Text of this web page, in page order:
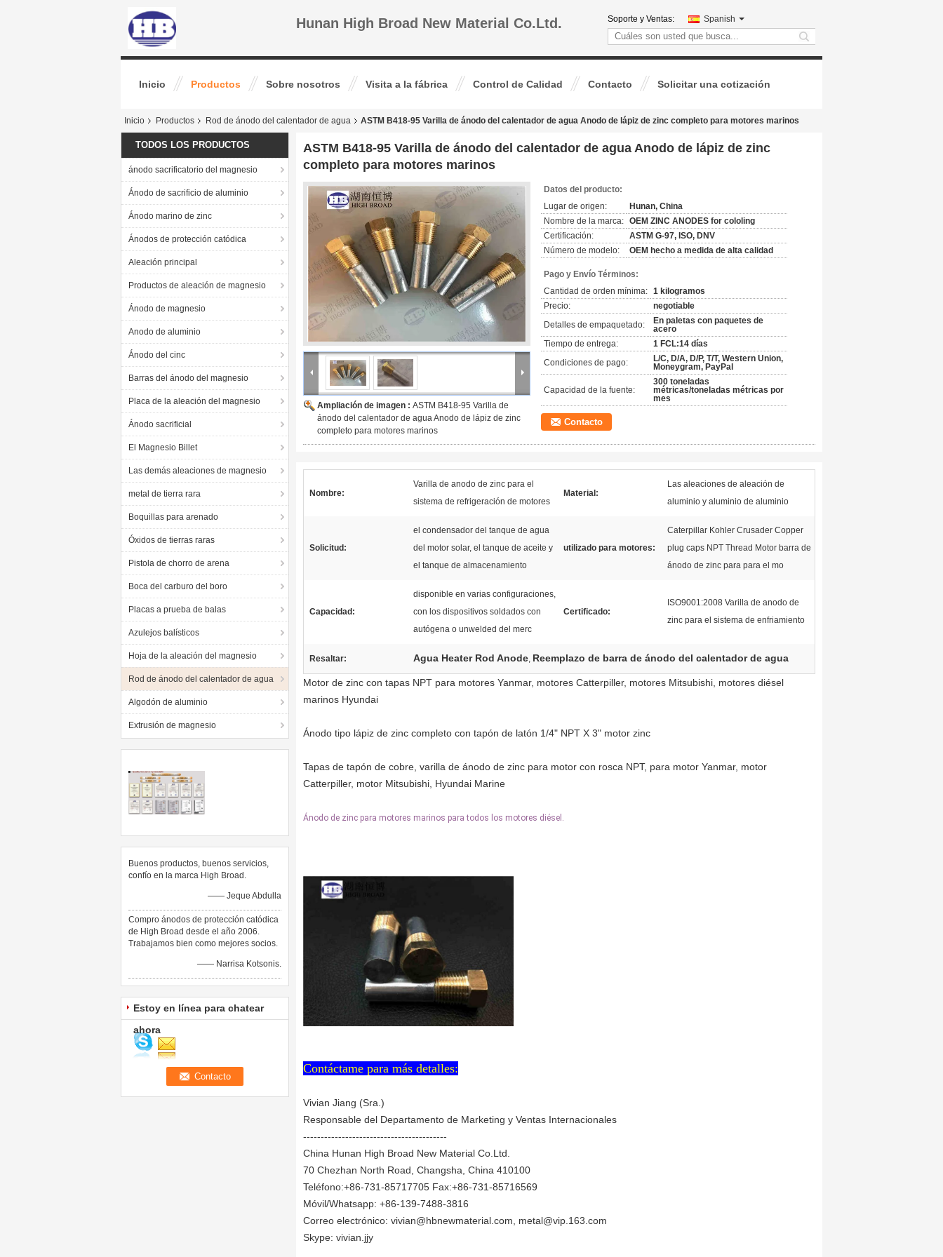
Hunan High Broad New Material Co.Ltd. Soporte y Ventas: Spanish
search
Inicio Productos Sobre nosotros Visita a la fábrica Control de Calidad Contacto Solicitar una cotización
Inicio Productos Rod de ánodo del calentador de agua ASTM B418-95 Varilla de ánodo del calentador de agua Anodo de lápiz de zinc completo para motores marinos
TODOS LOS PRODUCTOS
ánodo sacrificatorio del magnesio
Ánodo de sacrificio de aluminio
Ánodo marino de zinc
Ánodos de protección catódica
Aleación principal
Productos de aleación de magnesio
Ánodo de magnesio
Anodo de aluminio
Ánodo del cinc
Barras del ánodo del magnesio
Placa de la aleación del magnesio
Ánodo sacrificial
El Magnesio Billet
Las demás aleaciones de magnesio
metal de tierra rara
Boquillas para arenado
Óxidos de tierras raras
Pistola de chorro de arena
Boca del carburo del boro
Placas a prueba de balas
Azulejos balísticos
Hoja de la aleación del magnesio
Rod de ánodo del calentador de agua
Algodón de aluminio
Extrusión de magnesio
Buenos productos, buenos servicios,
confío en la marca High Broad.
—— Jeque Abdulla
Compro ánodos de protección catódica
de High Broad desde el año 2006.
Trabajamos bien como mejores socios.
—— Narrisa Kotsonis.
Estoy en línea para chatear
ahora
ASTM B418-95 Varilla de ánodo del calentador de agua Anodo de lápiz de zinc
completo para motores marinos
Ampliación de imagen : ASTM B418-95 Varilla de
ánodo del calentador de agua Anodo de lápiz de zinc
completo para motores marinos
Datos del producto:
Lugar de origen:
Hunan, China
Nombre de la marca: OEM ZINC ANODES for cololing
Certificación:
ASTM G-97, ISO, DNV
Número de modelo:
OEM hecho a medida de alta calidad
Pago y Envío Términos:
Cantidad de orden mínima: 1 kilogramos
Precio:
negotiable
Detalles de empaquetado:
En paletas con paquetes de
acero
Tiempo de entrega:
1 FCL:14 días
Condiciones de pago:
L/C, D/A, D/P, T/T, Western Union,
Moneygram, PayPal
Capacidad de la fuente:
300 toneladas
métricas/toneladas métricas por
mes
Contacto
Nombre:
Varilla de anodo de zinc para el
sistema de refrigeración de motores
Material:
Las aleaciones de aleación de
aluminio y aluminio de aluminio
Solicitud:
el condensador del tanque de agua
del motor solar, el tanque de aceite y
el tanque de almacenamiento
utilizado para motores:
Caterpillar Kohler Crusader Copper
plug caps NPT Thread Motor barra de
ánodo de zinc para para el mo
Capacidad:
disponible en varias configuraciones,
con los dispositivos soldados con
autógena o unwelded del merc
Certificado:
ISO9001:2008 Varilla de anodo de
zinc para el sistema de enfriamiento
Resaltar: Agua Heater Rod Anode, Reemplazo de barra de ánodo del calentador de agua
Motor de zinc con tapas NPT para motores Yanmar, motores Catterpiller, motores Mitsubishi, motores diésel
marinos Hyundai
Ánodo tipo lápiz de zinc completo con tapón de latón 1/4" NPT X 3" motor zinc
Tapas de tapón de cobre, varilla de ánodo de zinc para motor con rosca NPT, para motor Yanmar, motor
Catterpiller, motor Mitsubishi, Hyundai Marine
Ánodo de zinc para motores marinos para todos los motores diésel.
Contáctame para más detalles:
Vivian Jiang (Sra.)
Responsable del Departamento de Marketing y Ventas Internacionales
-----------------------------------------
China Hunan High Broad New Material Co.Ltd.
70 Chezhan North Road, Changsha, China 410100
Teléfono:+86-731-85717705 Fax:+86-731-85716569
Móvil/Whatsapp: +86-139-7488-3816
Correo electrónico: vivian@hbnewmaterial.com, metal@vip.163.com
Skype: vivian.jjy